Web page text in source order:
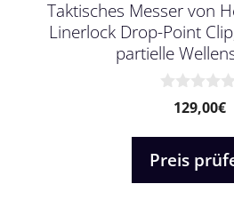
Taktisches Messer von
Linerlock Drop-Point
partielle
5
129,00€
Preis